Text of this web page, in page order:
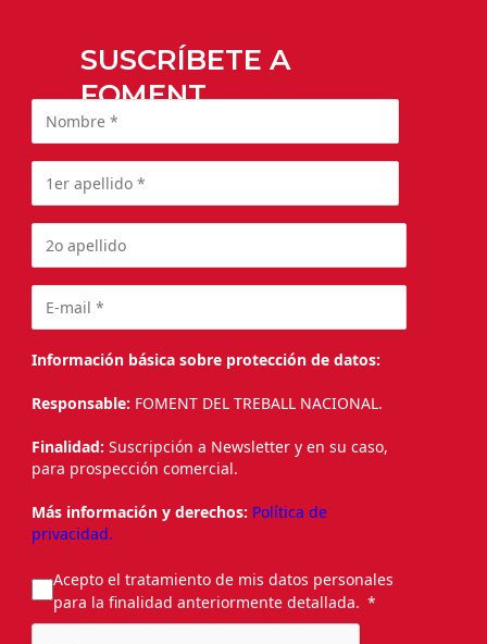
SUSCRÍBETE A
FOMENT
Información básica sobre protección de datos:
Responsable: FOMENT DEL TREBALL NACIONAL.
Finalidad: Suscripción a Newsletter y en su caso,
para prospección comercial.
Más información y derechos: Política de
privacidad.
Acepto el tratamiento de mis datos personales
para la finalidad anteriormente detallada.